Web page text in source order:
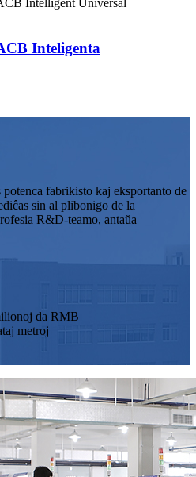
Inteligenta
fabrikisto kaj eksportanto de
sin al plibonigo de la
R&D-teamo, antaŭa
da RMB
metroj